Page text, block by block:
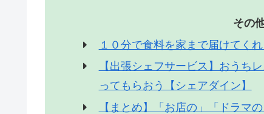
その
１０分で食料を家まで届けてく
【出張シェフサービス】おうち
ってもらおう【シェアダイン】
【まとめ】「お店の」「ドラマ